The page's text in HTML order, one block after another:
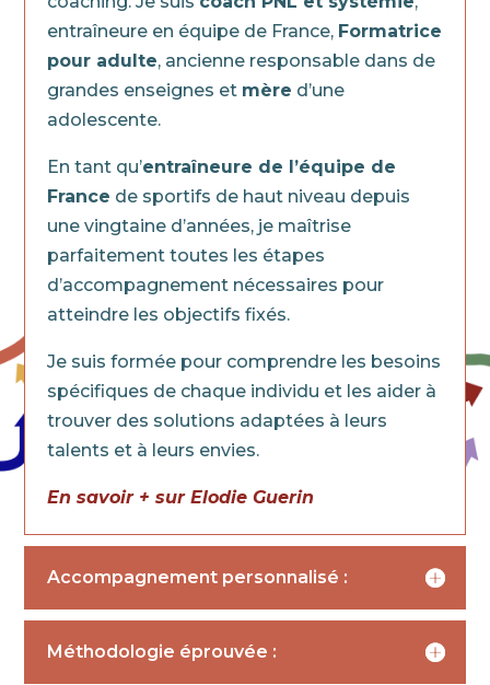
entraîneure en équipe de France, Formatrice
pour adulte, ancienne responsable dans de
grandes enseignes et mère d’une
adolescente.
En tant qu’entraîneure de l’équipe de
France de sportifs de haut niveau depuis
une vingtaine d’années, je maîtrise
parfaitement toutes les étapes
d’accompagnement nécessaires pour
atteindre les objectifs fixés.
Je suis formée pour comprendre les besoins
spécifiques de chaque individu et les aider à
trouver des solutions adaptées à leurs
talents et à leurs envies.
En savoir + sur Elodie Guerin
Accompagnement personnalisé :
Méthodologie éprouvée :